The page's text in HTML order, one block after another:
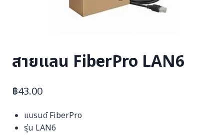
สายแลน FiberPro LAN6
฿43.00
แบรนด์ FiberPro
รุ่น LAN6